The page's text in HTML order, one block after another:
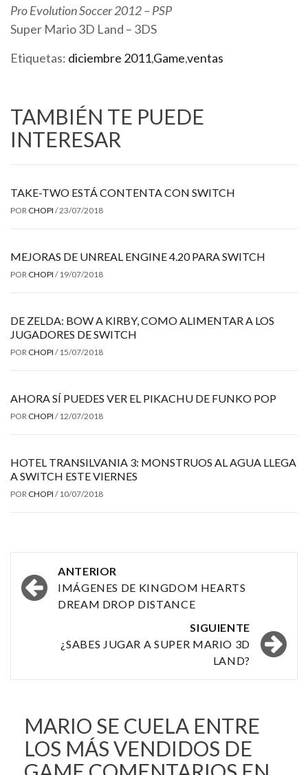
Pro Evolution Soccer 2012 – PSP
Super Mario 3D Land – 3DS
Etiquetas: diciembre 2011,Game,ventas
TAMBIÉN TE PUEDE
INTERESAR
TAKE-TWO ESTÁ CONTENTA CON SWITCH
POR CHOPI /23/07/2018
MEJORAS DE UNREAL ENGINE 4.20 PARA SWITCH
POR CHOPI / 19/07/2018
DE ZELDA: BOW A KIRBY, COMO ALIMENTAR A LOS
JUGADORES DE SWITCH
POR CHOPI / 15/07/2018
AHORA SÍ PUEDES VER EL PIKACHU DE FUNKO POP
POR CHOPI / 12/07/2018
HOTEL TRANSILVANIA 3: MONSTRUOS AL AGUA LLEGA
A SWITCH ESTE VIERNES
POR CHOPI / 10/07/2018
Navegación
por
entradas
ANTERIOR
IMÁGENES DE KINGDOM HEARTS
DREAM DROP DISTANCE
SIGUIENTE
¿SABES JUGAR A SUPER MARIO 3D
LAND?
MARIO SE CUELA ENTRE
LOS MÁS VENDIDOS DE